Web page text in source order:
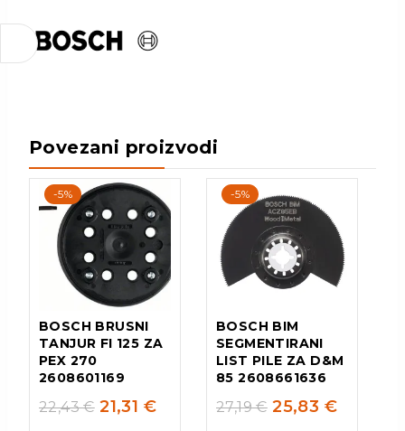
Povezani proizvodi
-5%
BOSCH BRUSNI
TANJUR FI 125 ZA
PEX 270
2608601169
22,43€ 21,31 €
-5%
BOSCH BIM
SEGMENTIRANI
LIST PILE ZA D&M
85 2608661636
27,19€ 25,83 €